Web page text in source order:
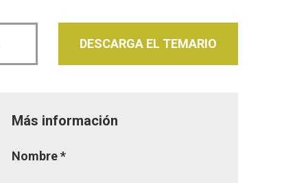
DESCARGA EL TEMARIO
Más información
Nombre*